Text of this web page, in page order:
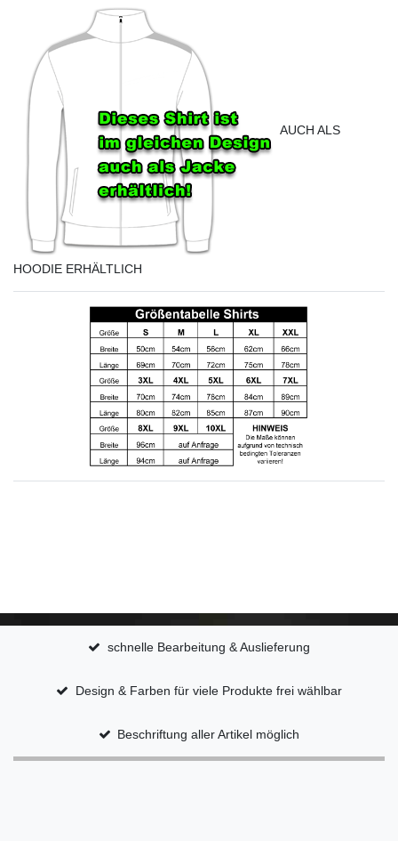
AUCH ALS
HOODIE ERHÄLTLICH
schnelle Bearbeitung & Auslieferung
Design & Farben für viele Produkte frei wählbar
Beschriftung aller Artikel möglich